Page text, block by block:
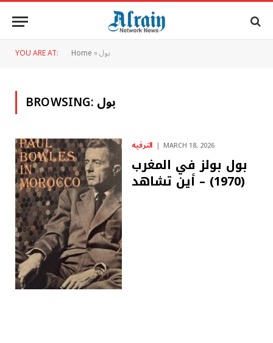
YOU ARE AT: Home»بول
BROWSING:بول
الترفيه MARCH 18, 2026
بول بولز في المغرب
(1970) – أين تشاهد